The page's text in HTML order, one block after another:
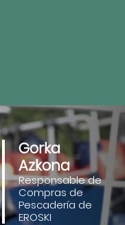
Gorka
Azkona
Responsable de
Compras de
Pescadería de
EROSKI